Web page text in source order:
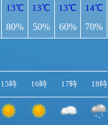
13℃
80%
13℃
50%
13℃
60%
14℃
70%
15時 16時 17時 18時